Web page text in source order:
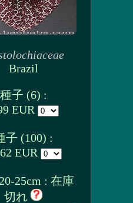
Brazil
種子 (6) :
EUR
子 (100) :
EUR
25cm : 在庫
切れ